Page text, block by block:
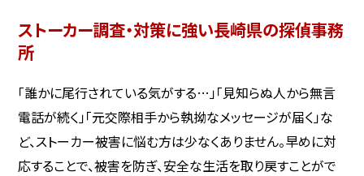
ストーカー調査・対策に強い長崎県の探偵事務
所
「誰かに尾行されている気がする…」「見知らぬ人から無言
電話が続く」「元交際相手から執拗なメッセージが届く」な
ど、ストーカー被害に悩む方は少なくありません。早めに対
応することで、被害を防ぎ、安全な生活を取り戻すことがで